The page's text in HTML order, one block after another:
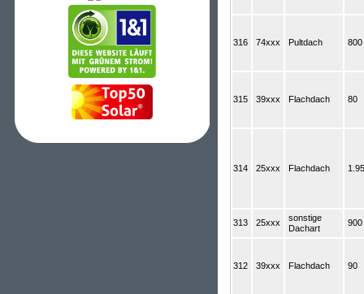
316 74xxx Pultdach 800
315 39xxx Flachdach 80
314 25xxx Flachdach
313 25xxx
sonstige
Dachart
900
312 39xxx Flachdach 90